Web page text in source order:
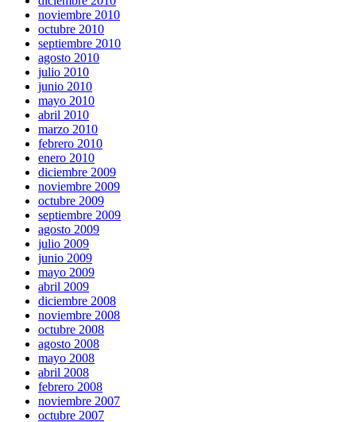
noviembre 2010
octubre 2010
septiembre 2010
agosto 2010
julio 2010
junio 2010
mayo 2010
abril 2010
marzo 2010
febrero 2010
enero 2010
diciembre 2009
noviembre 2009
octubre 2009
septiembre 2009
agosto 2009
julio 2009
junio 2009
mayo 2009
abril 2009
diciembre 2008
noviembre 2008
octubre 2008
agosto 2008
mayo 2008
abril 2008
febrero 2008
noviembre 2007
octubre 2007